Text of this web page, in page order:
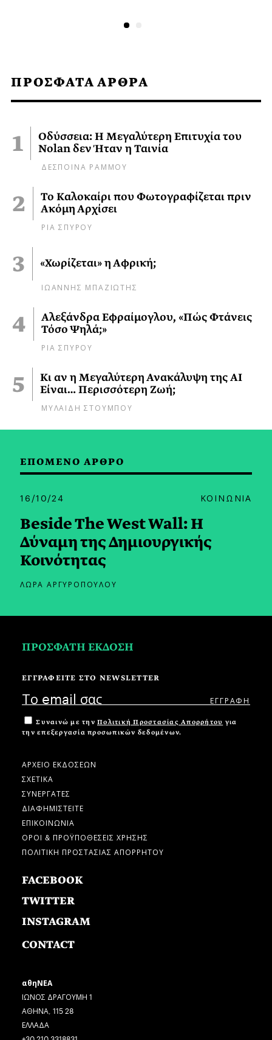
ΠΡΟΣΦΑΤΑ ΑΡΘΡΑ
Οδύσσεια: Η Μεγαλύτερη Επιτυχία του
Nolan δεν Ήταν η Ταινία
ΔΕΣΠΟΙΝΑ ΡΑΜΜΟΥ
Το Καλοκαίρι που Φωτογραφίζεται πριν
Ακόμη Αρχίσει
ΡΙΑ ΣΠΥΡΟΥ
«Χωρίζεται» η Αφρική;
ΙΩΑΝΝΗΣ ΜΠΑΖΙΩΤΗΣ
Αλεξάνδρα Εφραίμογλου, «Πώς Φτάνεις
Τόσο Ψηλά;»
ΡΙΑ ΣΠΥΡΟΥ
Κι αν η Μεγαλύτερη Ανακάλυψη της AI
Είναι… Περισσότερη Ζωή;
ΜΥΛΑΙΔΗ ΣΤΟΥΜΠΟΥ
ΕΠΟΜΕΝΟ ΑΡΘΡΟ
16/10/24 ΚΟΙΝΩΝΙΑ
Beside The West Wall: Η
Δύναμη της Δημιουργικής
Κοινότητας
ΛΩΡΑ ΑΡΓΥΡΟΠΟΥΛΟΥ
ΠΡΟΣΦΑΤΗ ΕΚΔΟΣΗ
ΕΓΓΡΑΦΕΙΤΕ ΣΤΟ NEWSLETTER
Συναινώ με την Πολιτική Προστασίας Απορρήτου για
την επεξεργασία προσωπικών δεδομένων.
ΑΡΧΕΙΟ ΕΚΔΟΣΕΩΝ
ΣΧΕΤΙΚΑ
ΣΥΝΕΡΓΑΤΕΣ
ΔΙΑΦΗΜΙΣΤΕΙΤΕ
ΕΠΙΚΟΙΝΩΝΙΑ
ΟΡΟΙ & ΠΡΟΫΠΟΘΕΣΕΙΣ ΧΡΗΣΗΣ
ΠΟΛΙΤΙΚΗ ΠΡΟΣΤΑΣΙΑΣ ΑΠΟΡΡΗΤΟΥ
FACEBOOK
TWITTER
INSTAGRAM
CONTACT
αθηΝΕΑ
ΙΩΝΟΣ ΔΡΑΓΟΥΜΗ 1
ΑΘΗΝΑ, 115 28
ΕΛΛΑΔΑ